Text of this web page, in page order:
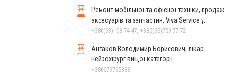
Ремонт мобільної та офісної техніки, продаж
аксесуарів та запчастин, Viva Service у
Миколаєві
+380(93)108-74-47, +380(95)759-77-72
Антаков Володимир Борисович, лікар-
нейрохірург вищої категорії
+380679765388